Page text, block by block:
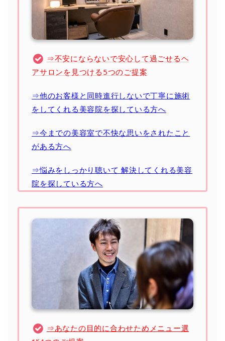
⇒不安にならないで安心して過ごせるヘ
アサロンを見つける5つのご提案
⇒他のお客様と同時進行しないで丁寧に施術
をしてくれる美容院を探している方へ
⇒今までの美容室で不快な思いをされたこと
がある方へ
⇒悩みをしっかり聴いて 解決してくれる美容
院を探している方へ
⇒あなたの目的に合わせためメニュー選